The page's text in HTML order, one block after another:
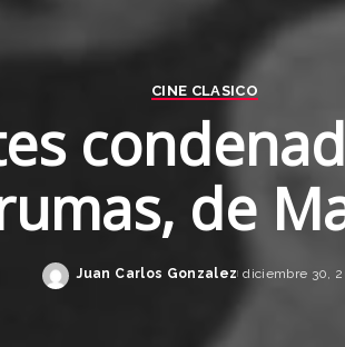
CINE CLASICO
de
Posted
Juan Carlos Gonzalez diciembre 30,